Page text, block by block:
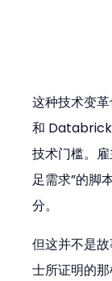
这种技术变
和
技术门槛。
足需求”的脚
分。
但这并不是
士所证明的